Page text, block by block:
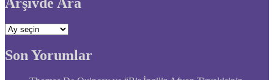
Arşivde Ara
Arşivde
Son Yorumlar